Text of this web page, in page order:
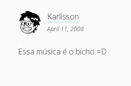
Karlisson
April 11, 2008
Essa música é o bicho =D